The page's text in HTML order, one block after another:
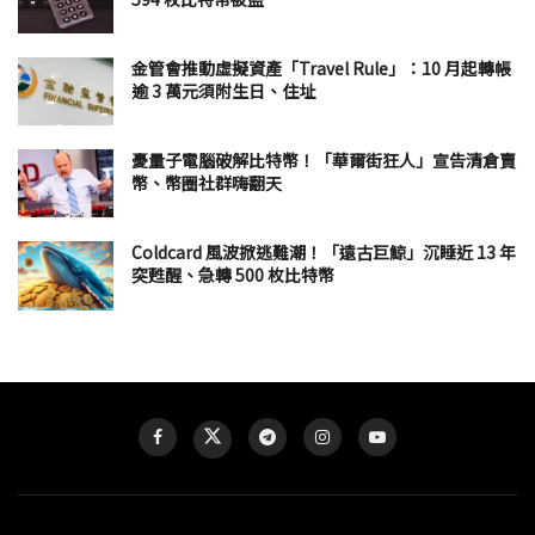
金管會推動虛擬資產「Travel Rule」：10 月起轉帳
逾 3 萬元須附生日、住址
憂量子電腦破解比特幣！「華爾街狂人」宣告清倉賣
幣、幣圈社群嗨翻天
Coldcard 風波掀逃難潮！「遠古巨鯨」沉睡近 13 年
突甦醒、急轉 500 枚比特幣